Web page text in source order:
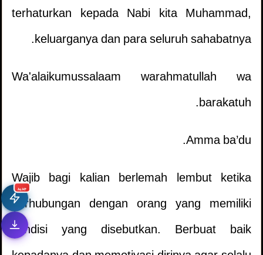
جديد
terhaturkan kepada Nabi kita Muhammad,
keluarganya dan para seluruh sahabatnya.
Wa'alaikumussalaam warahmatullah wa
barakatuh.
Amma ba’du.
Wajib bagi kalian berlemah lembut ketika
berhubungan dengan orang yang memiliki
kondisi yang disebutkan. Berbuat baik